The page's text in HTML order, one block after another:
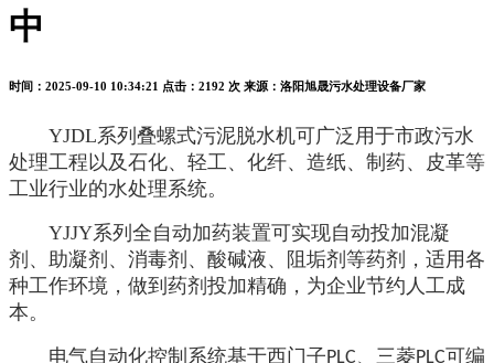
中
时间：2025-09-10 10:34:21 点击：2192 次 来源：洛阳旭晟污水处理设备厂家
YJDL系列叠螺式污泥脱水机可广泛用于市政污水
处理工程以及石化、轻工、化纤、造纸、制药、皮革等
工业行业的水处理系统。
YJJY系列全自动加药装置可实现自动投加混凝
剂、助凝剂、消毒剂、酸碱液、阻垢剂等药剂，适用各
种工作环境，做到药剂投加精确，为企业节约人工成
本。
电气自动化控制系统基于西门子PLC、三菱PLC可编